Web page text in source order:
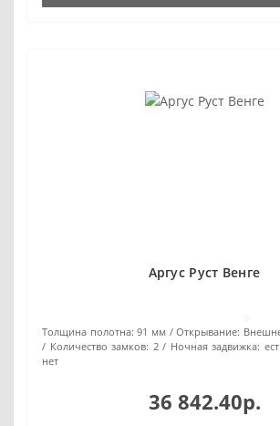
Аргус Руст Венге
Толщина полотна: 91 мм Открывание:
Количество замков: 2 Ночная задвижка:
нет
36 842.40р.